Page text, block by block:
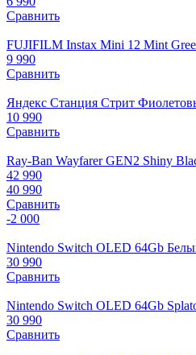
Сравнить
FUJIFILM Instax Mini 12 Mint
9 990
Сравнить
Яндекс Станция Стрит
10 990
Сравнить
Ray-Ban Wayfarer GEN2 Shiny
42 990
40 990
Сравнить
-2 000
Nintendo Switch OLED 64Gb
30 990
Сравнить
Nintendo Switch OLED 64Gb
30 990
Сравнить